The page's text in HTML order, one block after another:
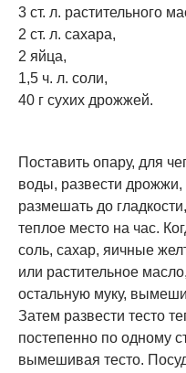
3 ст. л. растительного
2 ст. л. сахара,
2 яйца,
1,5 ч. л. соли,
40 г сухих дрожжей.
Поставить опару, для
воды, развести дрожжи,
размешать до
теплое место на час.
соль, сахар, яичные
или растительное
остальную муку,
Затем развести тесто
постепенно по одному
вымешивая тесто.